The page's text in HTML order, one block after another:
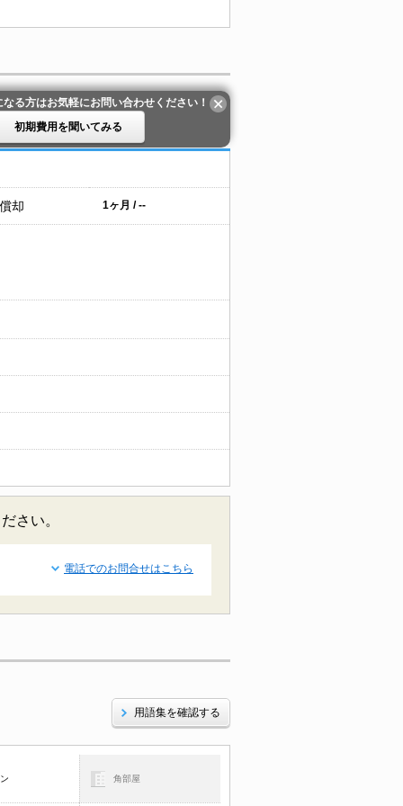
る方はお気軽にお問い合わせください！
初期費用を聞いてみる
却 1ヶ月 / --
さい。
電話でのお問合せはこちら
用語集を確認する
角部屋